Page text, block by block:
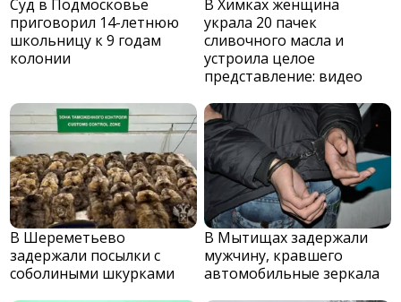
Суд в Подмосковье
приговорил 14-летнюю
школьницу к 9 годам
колонии
В Химках женщина
украла 20 пачек
сливочного масла и
устроила целое
представление: видео
В Шереметьево
задержали посылки с
соболиными шкурками
В Мытищах задержали
мужчину, кравшего
автомобильные зеркала